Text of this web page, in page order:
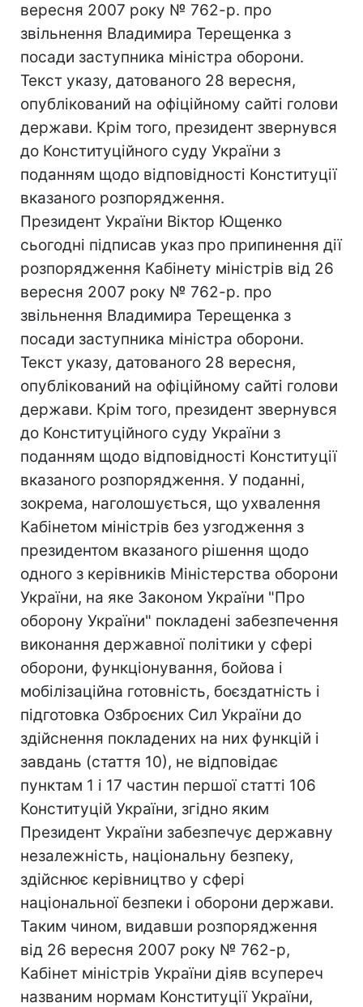
вересня 2007 року № 762-р. про
звільнення Владимира Терещенка з
посади заступника міністра оборони.
Текст указу, датованого 28 вересня,
опублікований на офіційному сайті голови
держави. Крім того, президент звернувся
до Конституційного суду України з
поданням щодо відповідності Конституції
вказаного розпорядження.
Президент України Віктор Ющенко
сьогодні підписав указ про припинення дії
розпорядження Кабінету міністрів від 26
вересня 2007 року № 762-р. про
звільнення Владимира Терещенка з
посади заступника міністра оборони.
Текст указу, датованого 28 вересня,
опублікований на офіційному сайті голови
держави. Крім того, президент звернувся
до Конституційного суду України з
поданням щодо відповідності Конституції
вказаного розпорядження. У поданнi,
зокрема, наголошується, що ухвалення
Кабінетом міністрів без узгодження з
президентом вказаного рішення щодо
одного з керівників Міністерства оборони
України, на яке Законом України "Про
оборону України" покладені забезпечення
виконання державної політики у сфері
оборони, функціонування, бойова і
мобілізаційна готовність, боєздатність і
підготовка Озброєних Сил України до
здійснення покладених на них функцій і
завдань (стаття 10), не відповідає
пунктам 1 і 17 частин першої статті 106
Конституцій України, згідно яким
Президент України забезпечує державну
незалежність, національну безпеку,
здійснює керівництво у сфері
національної безпеки і оборони держави.
Таким чином, видавши розпорядження
від 26 вересня 2007 року № 762-р,
Кабінет міністрів України діяв всупереч
названим нормам Конституції України,